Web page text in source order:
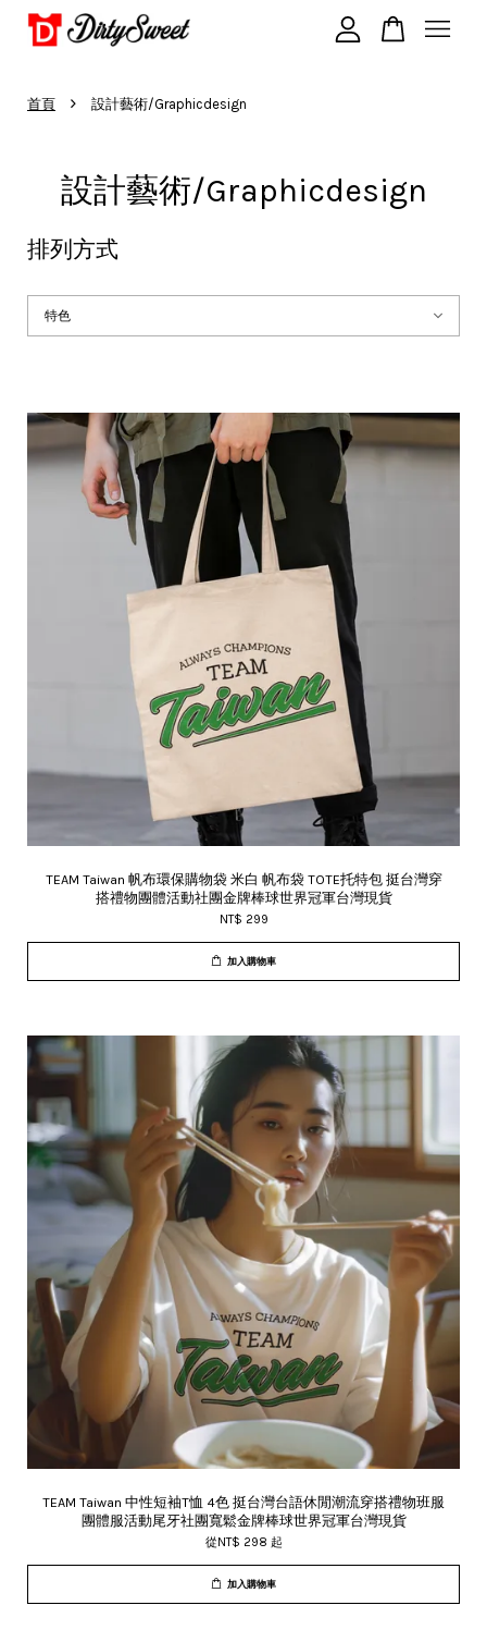
首頁 › 設計藝術/Graphicdesign
設計藝術/Graphicdesign
排列方式
TEAM Taiwan 帆布環保購物袋 米白 帆布袋 TOTE托特包 挺台灣穿
搭禮物團體活動社團金牌棒球世界冠軍台灣現貨
NT$ 299
加入購物車
TEAM Taiwan 中性短袖T恤 4色 挺台灣台語休閒潮流穿搭禮物班服
團體服活動尾牙社團寬鬆金牌棒球世界冠軍台灣現貨
從NT$ 298 起
加入購物車
您的購物車目前還是空的。
繼續購物